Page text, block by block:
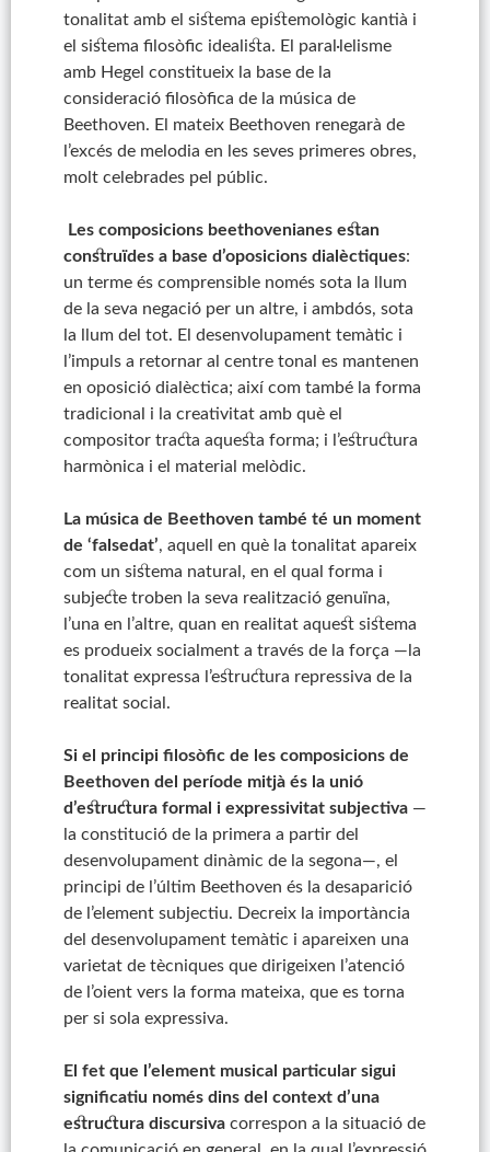
tonalitat amb el sistema epistemològic kantià i
el sistema filosòfic idealista. El paral·lelisme
amb Hegel constitueix la base de la
consideració filosòfica de la música de
Beethoven. El mateix Beethoven renegarà de
l’excés de melodia en les seves primeres obres,
molt celebrades pel públic.
Les composicions beethovenianes estan
construïdes a base d’oposicions dialèctiques:
un terme és comprensible només sota la llum
de la seva negació per un altre, i ambdós, sota
la llum del tot. El desenvolupament temàtic i
l’impuls a retornar al centre tonal es mantenen
en oposició dialèctica; així com també la forma
tradicional i la creativitat amb què el
compositor tracta aquesta forma; i l’estructura
harmònica i el material melòdic.
La música de Beethoven també té un moment
de ‘falsedat’, aquell en què la tonalitat apareix
com un sistema natural, en el qual forma i
subjecte troben la seva realització genuïna,
l’una en l’altre, quan en realitat aquest sistema
es produeix socialment a través de la força —la
tonalitat expressa l’estructura repressiva de la
realitat social.
Si el principi filosòfic de les composicions de
Beethoven del període mitjà és la unió
d’estructura formal i expressivitat subjectiva —
la constitució de la primera a partir del
desenvolupament dinàmic de la segona—, el
principi de l’últim Beethoven és la desaparició
de l’element subjectiu. Decreix la importància
del desenvolupament temàtic i apareixen una
varietat de tècniques que dirigeixen l’atenció
de l’oient vers la forma mateixa, que es torna
per si sola expressiva.
El fet que l’element musical particular sigui
significatiu només dins del context d’una
estructura discursiva correspon a la situació de